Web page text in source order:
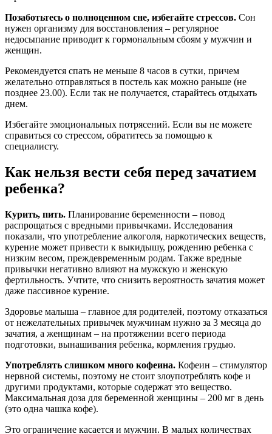
Позаботьтесь о полноценном сне, избегайте стрессов. Сон
нужен организму для восстановления – регулярное
недосыпание приводит к гормональным сбоям у мужчин и
женщин.
Рекомендуется спать не меньше 8 часов в сутки, причем
желательно отправляться в постель как можно раньше (не
позднее 23.00). Если так не получается, старайтесь отдыхать
днем.
Избегайте эмоциональных потрясений. Если вы не можете
справиться со стрессом, обратитесь за помощью к
специалисту.
Как нельзя вести себя перед зачатием
ребенка?
Курить, пить. Планирование беременности – повод
распрощаться с вредными привычками. Исследования
показали, что употребление алкоголя, наркотических веществ,
курение может привести к выкидышу, рождению ребенка с
низким весом, преждевременным родам. Также вредные
привычки негативно влияют на мужскую и женскую
фертильность. Учтите, что снизить вероятность зачатия может
даже пассивное курение.
Здоровье малыша – главное для родителей, поэтому отказаться
от нежелательных привычек мужчинам нужно за 3 месяца до
зачатия, а женщинам – на протяжении всего периода
подготовки, вынашивания ребенка, кормления грудью.
Употреблять слишком много кофеина. Кофеин – стимулятор
нервной системы, поэтому не стоит злоупотреблять кофе и
другими продуктами, которые содержат это вещество.
Максимальная доза для беременной женщины – 200 мг в день
(это одна чашка кофе).
Это ограничение касается и мужчин. В малых количествах